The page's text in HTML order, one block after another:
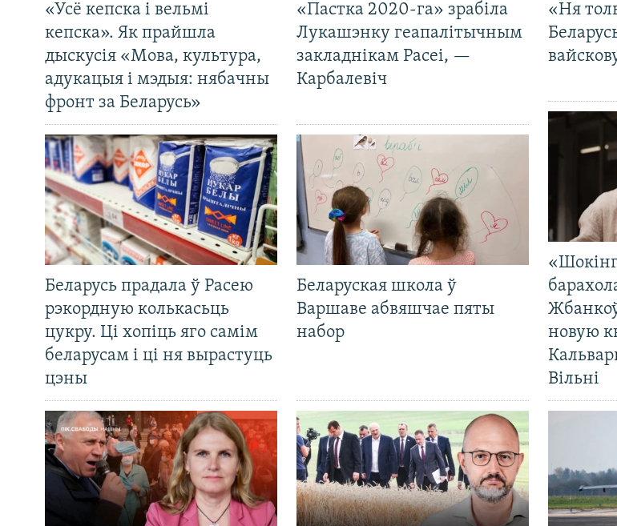
«Усё кепска і вельмі
кепска». Як прайшла
дыскусія «Мова, культура,
адукацыя і мэдыя: нябачны
фронт за Беларусь»
«Пастка 2020-га» зрабіла
Лукашэнку геапалітычным
закладнікам Расеі, —
Карбалевіч
Беларусь прадала ў Расею
рэкордную колькасьць
цукру. Ці хопіць яго самім
беларусам і ці ня вырастуць
цэны
Беларуская школа ў
Варшаве абвяшчае пяты
набор
«Ня
новую
Вільні